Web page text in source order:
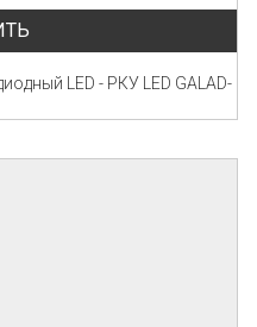
LED - РКУ LED GALAD-